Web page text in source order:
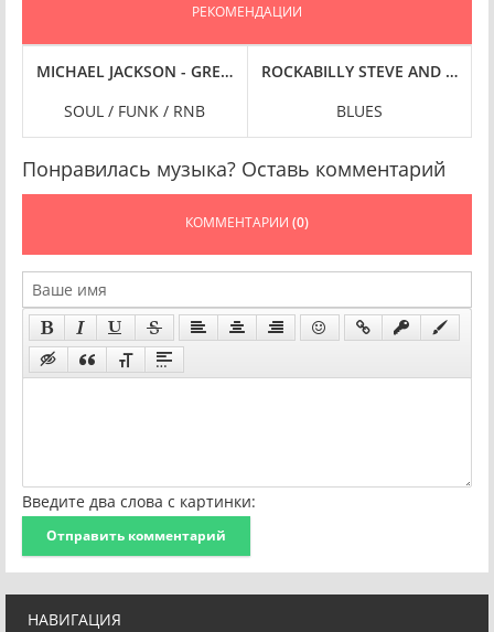
НАВИГАЦИЯ
РЕКОМЕНДАЦИИ
BIT HI-RES] (2025) FLAC
MICHAEL JACKSON - GREATEST HITS BROADCAST
SOUL / FUNK / RNB
ROCKABILLY STEVE AND BR3
BLUES
Понравилась музыка? Оставь комментарий
КОММЕНТАРИИ (0)
Введите два слова с картинки:
Отправить комментарий